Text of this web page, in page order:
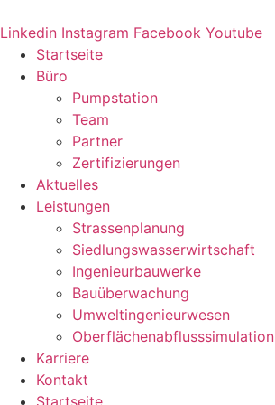
Inhalt
springen
Linkedin Instagram Facebook Youtube
Startseite
Büro
Pumpstation
Team
Partner
Zertifizierungen
Aktuelles
Leistungen
Strassenplanung
Siedlungswasserwirtschaft
Ingenieurbauwerke
Bauüberwachung
Umweltingenieurwesen
Oberflächenabflusssimulation
Karriere
Kontakt
Startseite